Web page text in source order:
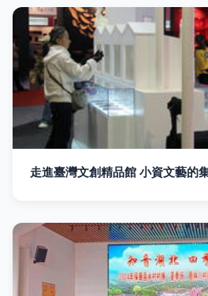
走進臺灣文創精品館 小資文藝的